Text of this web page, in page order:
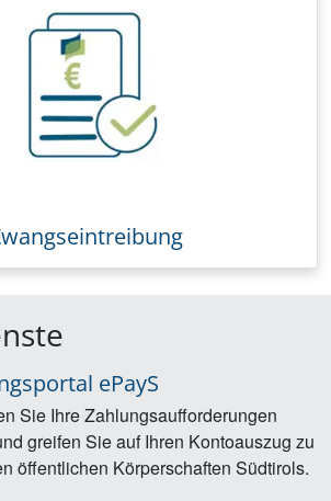
ePayS
Sie Ihre Zahlungsaufforderungen
greifen Sie auf Ihren Kontoauszug zu
öffentlichen Körperschaften Südtirols.